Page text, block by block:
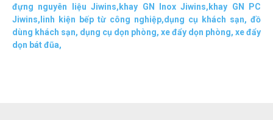
đựng nguyên liệu Jiwins, khay GN Inox Jiwins, khay GN PC
Jiwins, linh kiện bếp từ công nghiệp,dụng cụ khách sạn, đồ
dùng khách sạn, dụng cụ dọn phòng, xe đẩy dọn phòng, xe đẩy
dọn bát đũa,